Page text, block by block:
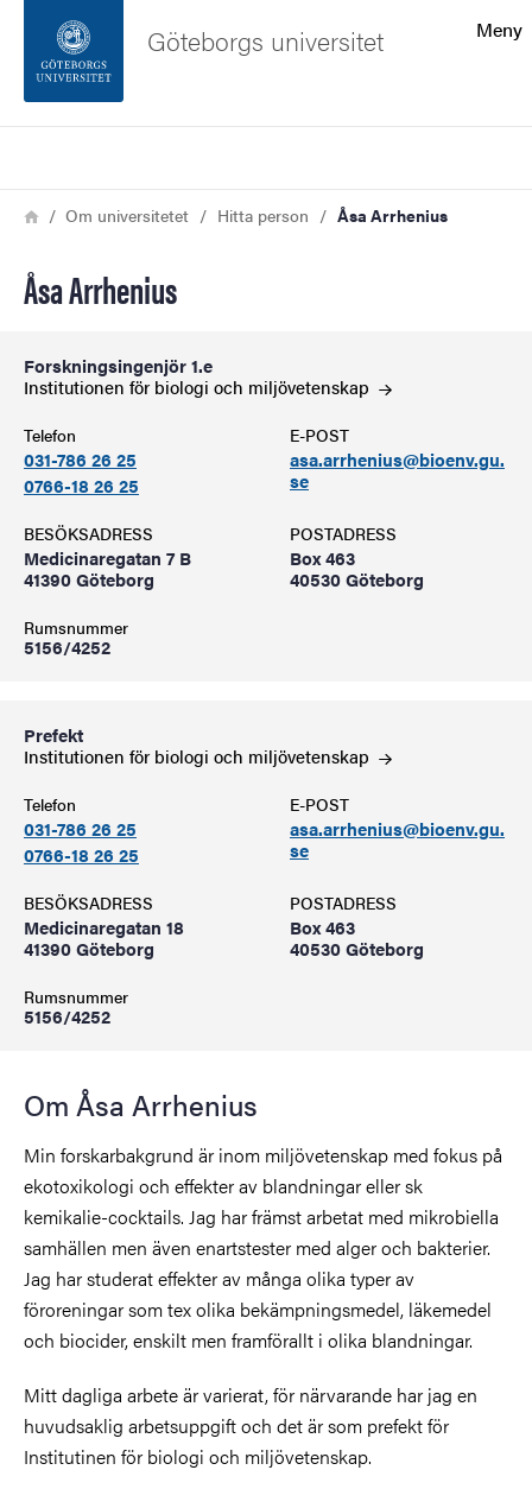
Sidfoten
Meny
Göteborgs universitet
Länkstig
HemOm universitetet Hitta person Åsa Arrhenius
Åsa Arrhenius
Forskningsingenjör 1.e
Institutionen för biologi och miljövetenskap
Telefon
031-786 26 25
0766-18 26 25
E-POST
asa.arrhenius@bioenv.gu.
se
BESÖKSADRESS
Medicinaregatan 7 B
41390 Göteborg
Rumsnummer
5156/4252
POSTADRESS
Box 463
40530 Göteborg
Prefekt
Institutionen för biologi och miljövetenskap
Telefon
031-786 26 25
0766-18 26 25
E-POST
asa.arrhenius@bioenv.gu.
se
BESÖKSADRESS
Medicinaregatan 18
41390 Göteborg
Rumsnummer
5156/4252
POSTADRESS
Box 463
40530 Göteborg
Om Åsa Arrhenius
Min forskarbakgrund är inom miljövetenskap med fokus på
ekotoxikologi och effekter av blandningar eller sk
kemikalie-cocktails. Jag har främst arbetat med mikrobiella
samhällen men även enartstester med alger och bakterier.
Jag har studerat effekter av många olika typer av
föroreningar som tex olika bekämpningsmedel, läkemedel
och biocider, enskilt men framförallt i olika blandningar.
Mitt dagliga arbete är varierat, för närvarande har jag en
huvudsaklig arbetsuppgift och det är som prefekt för
Institutinen för biologi och miljövetenskap.